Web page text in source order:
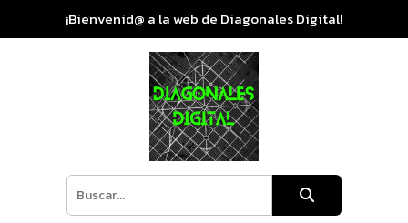
¡Bienvenid@ a la web de Diagonales Digital!